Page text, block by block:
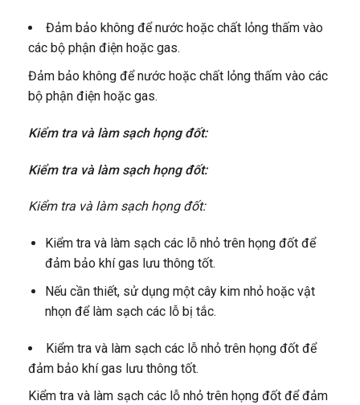
Đảm bảo không để nước hoặc chất lỏng thấm vào
các bộ phận điện hoặc gas.
Đảm bảo không để nước hoặc chất lỏng thấm vào các
bộ phận điện hoặc gas.
Kiểm tra và làm sạch họng đốt:
Kiểm tra và làm sạch họng đốt:
Kiểm tra và làm sạch họng đốt:
Kiểm tra và làm sạch các lỗ nhỏ trên họng đốt để
đảm bảo khí gas lưu thông tốt.
Nếu cần thiết, sử dụng một cây kim nhỏ hoặc vật
nhọn để làm sạch các lỗ bị tắc.
Kiểm tra và làm sạch các lỗ nhỏ trên họng đốt để
đảm bảo khí gas lưu thông tốt.
Kiểm tra và làm sạch các lỗ nhỏ trên họng đốt để đảm